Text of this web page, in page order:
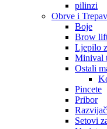
pilinzi
Obrve i
Boje
Brow
Ljepilo
Minival
Ostali
Pincete
Pribor
Setovi